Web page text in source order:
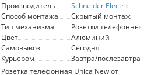
стильный современный дизайн,
подходящий для любых интерьеров.
Производитель
Schneider Electric
Способ монтажа
Скрытый монтаж
Тип механизма
Розетки
Цвет
Алюминий
Самовывоз
Сегодня
Курьером
Завтра/послезавтра
Розетка телефонная Unica New от